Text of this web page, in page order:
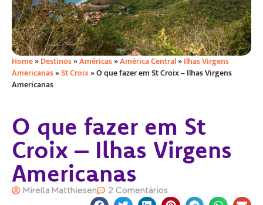
Home»Destinos»Américas»América Central»Ilhas Virgens
Americanas»St Croix»O que fazer em St Croix – Ilhas Virgens
Americanas
O que fazer em St
Croix – Ilhas Virgens
Americanas
Mirella Matthiesen 2 Comentários